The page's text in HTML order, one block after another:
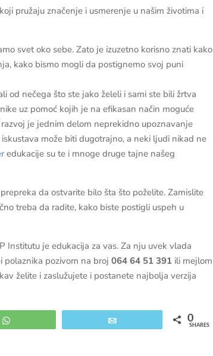
pružaju značenje i usmerenje u našim životima i
svet oko sebe. Zato je izuzetno korisno znati kako
kako bismo mogli da postignemo svoj puni
od nečega što ste jako želeli i sami ste bili žrtva
uz pomoć kojih je na efikasan način moguće
je jednim delom neprekidno upoznavanje
može biti dugotrajno, a neki ljudi nikad ne
edukacije su te i mnoge druge tajne našeg
da ostvarite bilo šta što poželite. Zamislite
treba da radite, kako biste postigli uspeh u
Institutu je edukacija za vas. Za nju uvek vlada
polaznika pozivom na broj064 64 51 391 ili mejlom
želite i zaslužujete i postanete najbolja verzija
0
SHARES